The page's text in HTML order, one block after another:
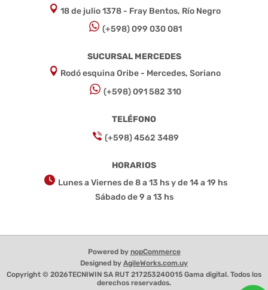
18 de julio 1378 - Fray Bentos, Río Negro
(+598) 099 030 081
SUCURSAL MERCEDES
Rodó esquina Oribe - Mercedes, Soriano
(+598) 091 582 310
TELÉFONO
(+598) 4562 3489
HORARIOS
Lunes a Viernes de 8 a 13 hs y de 14 a 19 hs
Sábado de 9 a 13 hs
Powered by nopCommerce
Designed by AgileWorks.com.uy
Copyright © 2026TECNIWIN SA RUT 217253240015 Gama digital. Todos los
derechos reservados.